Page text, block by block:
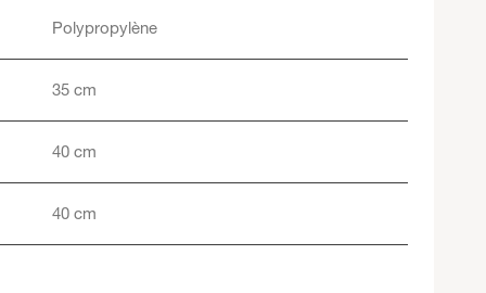
Polypropylène
35 cm
40 cm
40 cm